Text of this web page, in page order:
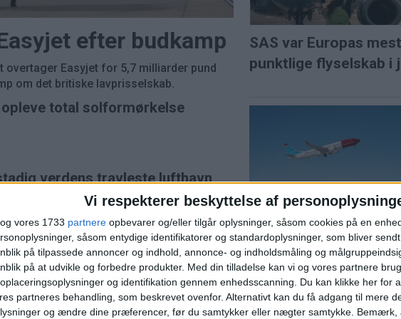
Vi respekterer beskyttelse af
vores 1733 partnere opbevarer og/eller tilgår oplysninger, såsom cookies på en
såsom entydige identifikatorer og standardoplysninger, som bliver
på tilpassede annoncer og indhold, annonce- og indholdsmåling og
på at udvikle og forbedre produkter. Med din tilladelse kan vi og vores partnere
og identifikation gennem enhedsscanning. Du kan klikke her for
partneres behandling, som beskrevet ovenfor. Alternativt kan du få adgang til mere
og ændre dine præferencer, før du samtykker eller nægter samtykke. Bemærk,
efter budkamp
overtager Easyjet for 5,7 milliarder pund
om det britiske lavprisselskab.
opleve total solformørkelse
verdens travleste lufthavn
SAS var Europas mest
punktlige flyselskab i
Norwegian når
juli siden pandemien